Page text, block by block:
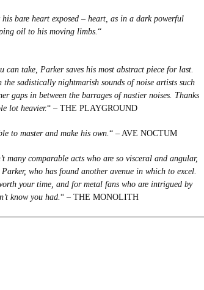
bare heart exposed – heart, as in a dark powerful
oil to his moving limbs.“
can take, Parker saves his most abstract piece for last.
the sadistically nightmarish sounds of noise artists such
gaps in between the barrages of nastier noises. Thanks
lot heavier.“ – THE PLAYGROUND
to master and make his own.“ – AVE NOCTUM
many comparable acts who are so visceral and angular,
who has found another avenue in which to excel.
your time, and for metal fans who are intrigued by
know you had.“ – THE MONOLITH